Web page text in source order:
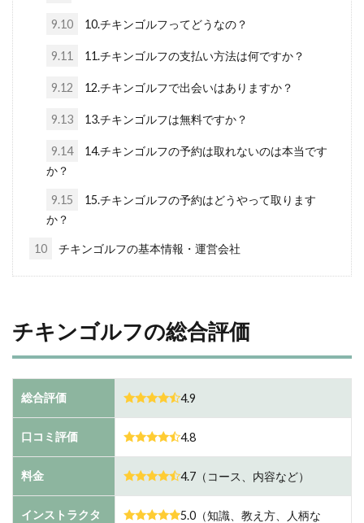
9.10 10.チキンゴルフってどうなの？
9.11 11.チキンゴルフの支払い方法は何ですか？
9.12 12.チキンゴルフで出会いはありますか？
9.13 13.チキンゴルフは無料ですか？
9.14
14.チキンゴルフの予約は取れないのは本当です
か？
9.15
15.チキンゴルフの予約はどうやって取ります
か？
10 チキンゴルフの基本情報・運営会社
チキンゴルフの総合評価
総合評価 4.9
口コミ評価 4.8
料金 4.7（コース、内容など）
インストラクタ
5.0（知識、教え方、人柄な